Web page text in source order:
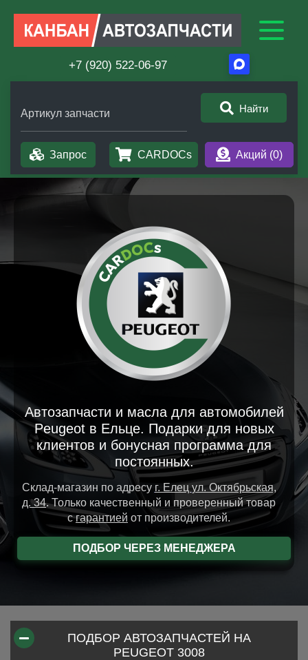
+7 (920) 522-06-97
Артикул запчасти Найти
Запрос CARDOCs Акций (0)
Автозапчасти и масла для автомобилей
Peugeot в Ельце. Подарки для новых
клиентов и бонусная программа для
постоянных.
Склад-магазин по адресу г. Елец ул. Октябрьская,
д. 34.Только качественный и проверенный товар
сгарантией от производителей.
ПОДБОР ЧЕРЕЗ МЕНЕДЖЕРА
ПОДБОР АВТОЗАПЧАСТЕЙ НА
PEUGEOT 3008